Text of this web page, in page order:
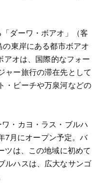
ダーワ・ボアオ」（客
東岸にある都市ボアオ
オは、国際的なフォー
ャー旅行の滞在先として
・ビーチや万泉河などの
・カヨ・ラス・ブルハ
7月にオープン予定。バ
ツは、この地域に初めて
ルハスは、広大なサンゴ